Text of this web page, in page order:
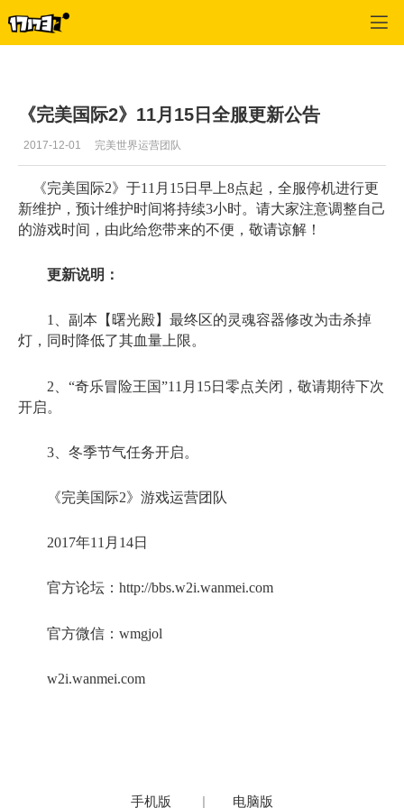
《完美国际2》11月15日全服更新公告
2017-12-01 完美世界运营团队
《完美国际2》于11月15日早上8点起，全服停机进行更
新维护，预计维护时间将持续3小时。请大家注意调整自己
的游戏时间，由此给您带来的不便，敬请谅解！
更新说明：
1、副本【曙光殿】最终区的灵魂容器修改为击杀掉
灯，同时降低了其血量上限。
2、“奇乐冒险王国”11月15日零点关闭，敬请期待下次
开启。
3、冬季节气任务开启。
《完美国际2》游戏运营团队
2017年11月14日
官方论坛：http://bbs.w2i.wanmei.com
官方微信：wmgjol
w2i.wanmei.com
手机版 | 电脑版